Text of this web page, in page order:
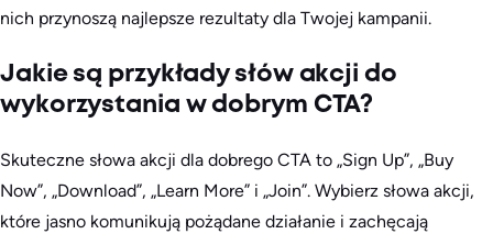
nich przynoszą najlepsze rezultaty dla Twojej kampanii.
Jakie są przykłady słów akcji do
wykorzystania w dobrym CTA?
Skuteczne słowa akcji dla dobrego CTA to „Sign Up”, „Buy
Now”, „Download”, „Learn More” i „Join”. Wybierz słowa akcji,
które jasno komunikują pożądane działanie i zachęcają